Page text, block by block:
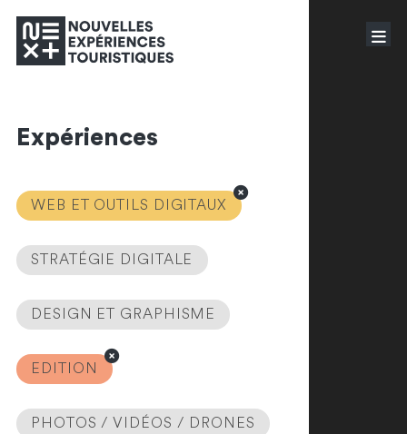
Expériences
WEB ET OUTILS DIGITAUX
STRATÉGIE DIGITALE
DESIGN ET GRAPHISME
EDITION
PHOTOS / VIDÉOS / DRONES